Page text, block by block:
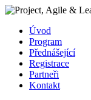
Úvod
Program
Přednášející
Registrace
Partneři
Kontakt